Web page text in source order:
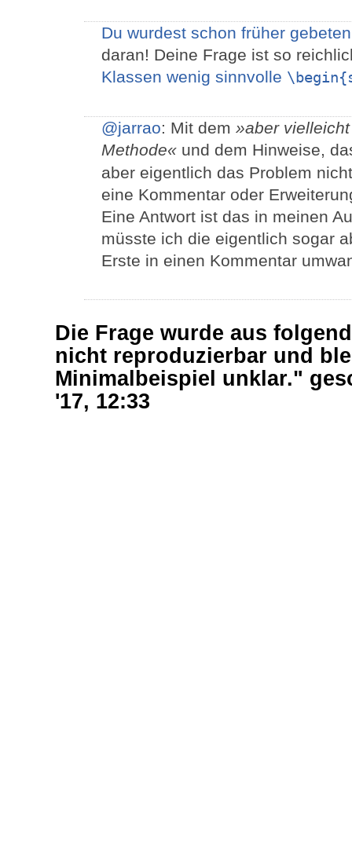
Du wurdest schon früher
daran! Deine Frage ist so
Klassen wenig sinnvolle
@jarrao: Mit dem »aber
Methode« und dem Hinweise,
aber eigentlich das Problem
eine Kommentar oder
Eine Antwort ist das in meinen
müsste ich die eigentlich sogar
Erste in einen Kommentar
Die Frage wurde aus
nicht reproduzierbar und
Minimalbeispiel unklar."
'17, 12:33